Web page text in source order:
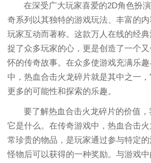
在深受广大玩家喜爱的2D角色扮
奇系列以其独特的游戏玩法、丰富的
玩家互动而著称。这款万人在线的经
捉了众多玩家的心，更是创造了一个
怀的传奇故事。在众多使游戏充满乐
中，热血合击火龙碎片就是其中之一
更多的可能性和探索的乐趣。
要了解热血合击火龙碎片的价值
它是什么。在传奇游戏中，热血合击
常珍贵的物品，是玩家通过参与特定
怪物后可以获得的一种奖励。与游戏